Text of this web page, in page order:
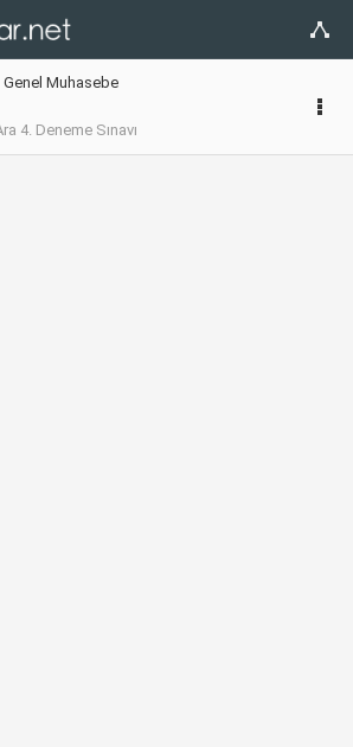
Genel Muhasebe
4. Deneme Sınavı